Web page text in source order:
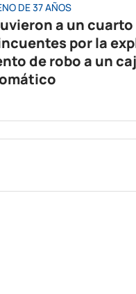
DE 37 AÑOS
a un cuarto
por la
de robo a un